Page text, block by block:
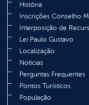
História
Inscrições Conselho
Interposição de
Lei Paulo Gustavo
Localização
Notícias
Perguntas Frequentes
Pontos Turísticos
População